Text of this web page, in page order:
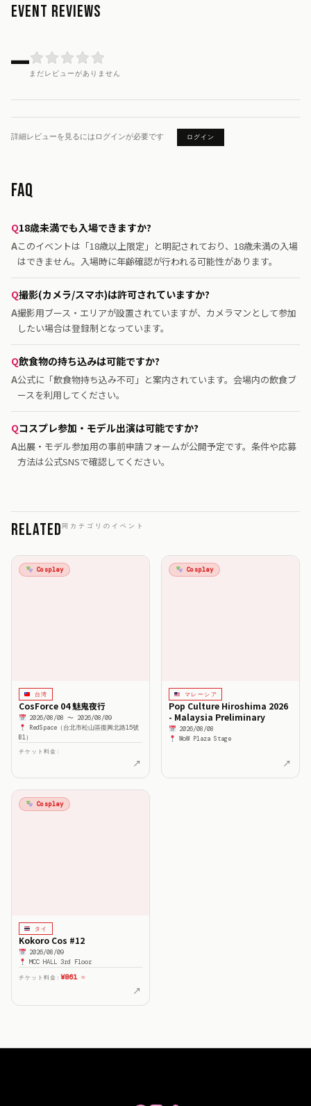
EVENT REVIEWS
—まだレビューがありません
詳細レビューを見るにはログインが必要です ログイン
FAQ
18歳未満でも入場できますか?
このイベントは「18歳以上限定」と明記されており、18歳未満の入場
はできません。入場時に年齢確認が行われる可能性があります。
撮影(カメラ/スマホ)は許可されていますか?
撮影用ブース・エリアが設置されていますが、カメラマンとして参加
したい場合は登録制となっています。
飲食物の持ち込みは可能ですか?
公式に「飲食物持ち込み不可」と案内されています。会場内の飲食ブ
ースを利用してください。
コスプレ参加・モデル出演は可能ですか?
出展・モデル参加用の事前申請フォームが公開予定です。条件や応募
方法は公式SNSで確認してください。
Related同カテゴリのイベント
Cosplay
台湾
CosForce 04 魅鬼夜行
2026/08/08 〜 2026/08/09
RedSpace（台北市松山區復興北路15號
B1）
チケット料金:
↗
Cosplay
マレーシア
Pop Culture Hiroshima 2026
- Malaysia Preliminary
2026/08/08
WoW Plaza Stage
↗
Cosplay
タイ
Kokoro Cos #12
2026/08/09
MCC HALL 3rd Floor
チケット料金: ¥861 ≈
↗